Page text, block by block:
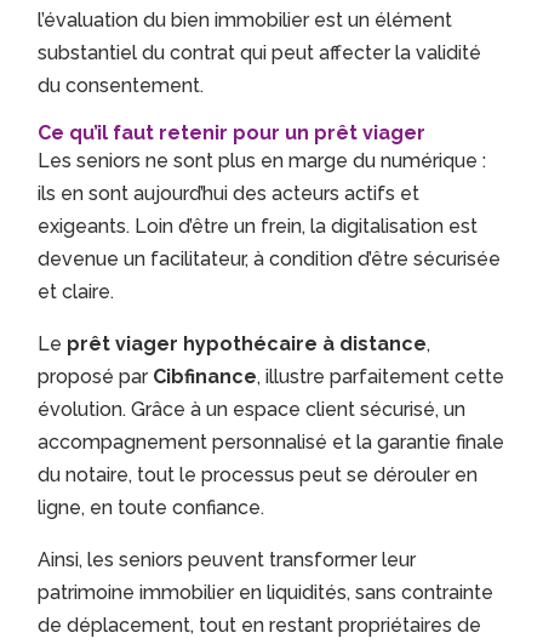
l’évaluation du bien immobilier est un élément
substantiel du contrat qui peut affecter la validité
du consentement.
Ce qu’il faut retenir pour un prêt viager
Les seniors ne sont plus en marge du numérique :
ils en sont aujourd’hui des acteurs actifs et
exigeants. Loin d’être un frein, la digitalisation est
devenue un facilitateur, à condition d’être sécurisée
et claire.
Le prêt viager hypothécaire à distance,
proposé par Cibfinance, illustre parfaitement cette
évolution. Grâce à un espace client sécurisé, un
accompagnement personnalisé et la garantie finale
du notaire, tout le processus peut se dérouler en
ligne, en toute confiance.
Ainsi, les seniors peuvent transformer leur
patrimoine immobilier en liquidités, sans contrainte
de déplacement, tout en restant propriétaires de